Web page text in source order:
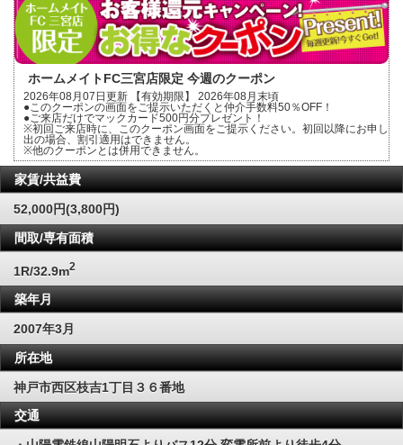
ホームメイトFC三宮店限定 今週のクーポン
2026年08月07日更新 【有効期限】 2026年08月末頃
●このクーポンの画面をご提示いただくと仲介手数料50％OFF！
●ご来店だけでマックカード500円分プレゼント！
※初回ご来店時に、このクーポン画面をご提示ください。初回以降にお申し
出の場合、割引適用はできません。
※他のクーポンとは併用できません。
家賃/共益費
52,000円(3,800円)
間取/専有面積
1R/32.9m2
築年月
2007年3月
所在地
神戸市西区枝吉1丁目３６番地
交通